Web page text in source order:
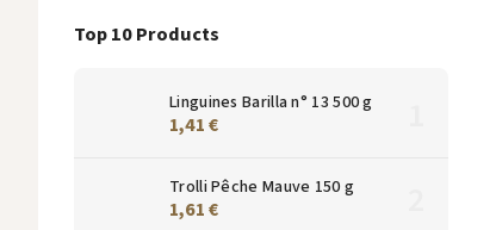
Top 10 Products
Linguines Barilla n° 13 500 g
1,41 €
Trolli Pêche Mauve 150 g
1,61 €